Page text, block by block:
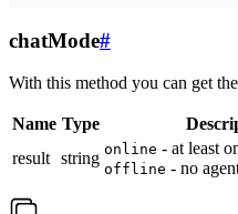
chatMode#
With this method you can get
Name Type
result string online - at least
offline - no